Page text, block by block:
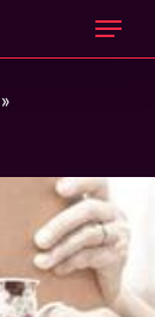
Menu
»